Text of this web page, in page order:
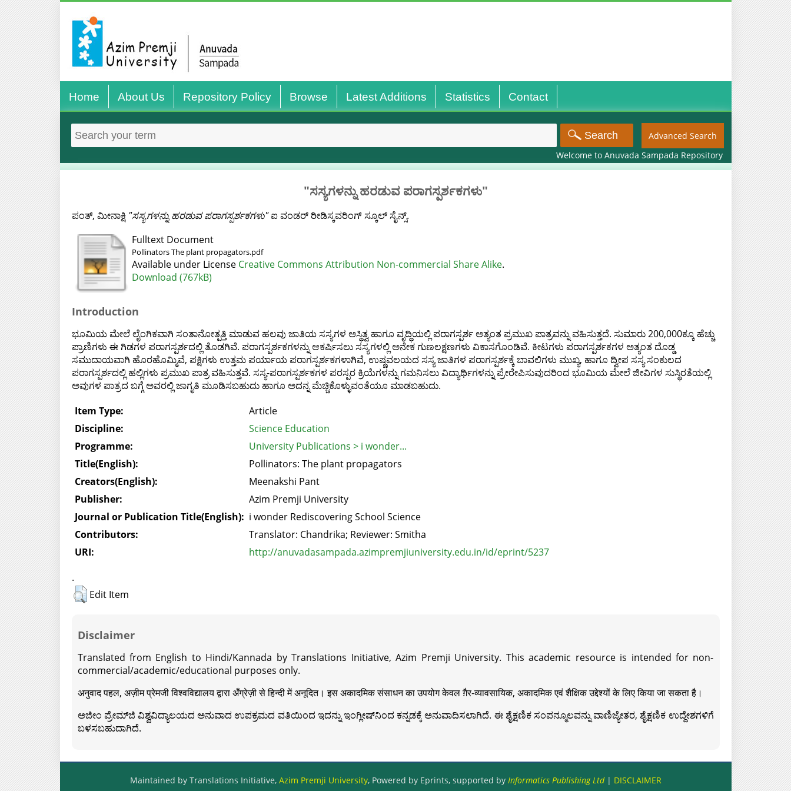
Home About Us Repository Policy Browse Latest Additions Statistics Contact
Advanced Search
Welcome to Anuvada Sampada Repository
"ಸಸ್ಯಗಳನ್ನು ಹರಡುವ ಪರಾಗಸ್ಪರ್ಶಕಗಳು"
ಪಂತ್, ಮೀನಾಕ್ಷಿ "ಸಸ್ಯಗಳನ್ನು ಹರಡುವ ಪರಾಗಸ್ಪರ್ಶಕಗಳು"ಐ ವಂಡರ್ ರೀಡಿಸ್ಕವರಿಂಗ್ ಸ್ಕೂಲ್ ಸೈನ್ಸ್.
Fulltext Document
Pollinators The plant propagators.pdf
Available under License Creative Commons Attribution Non-commercial Share Alike.
Download (767kB)
Introduction
ಭೂಮಿಯ ಮೇಲೆ ಲೈಂಗಿಕವಾಗಿ ಸಂತಾನೋತ್ಪತ್ತಿ ಮಾಡುವ ಹಲವು ಜಾತಿಯ ಸಸ್ಯಗಳ ಅಸ್ಥಿತ್ವ ಹಾಗೂ ವೃದ್ಧಿಯಲ್ಲಿ ಪರಾಗಸ್ಪರ್ಶ ಅತ್ಯಂತ ಪ್ರಮುಖ ಪಾತ್ರವನ್ನು ವಹಿಸುತ್ತದೆ. ಸುಮಾರು 200,000ಕ್ಕೂ ಹೆಚ್ಚು
ಪ್ರಾಣಿಗಳು ಈ ಗಿಡಗಳ ಪರಾಗಸ್ಪರ್ಶದಲ್ಲಿ ತೊಡಗಿವೆ. ಪರಾಗಸ್ಪರ್ಶಕಗಳನ್ನು ಆಕರ್ಷಿಸಲು ಸಸ್ಯಗಳಲ್ಲಿ ಅನೇಕ ಗುಣಲಕ್ಷಣಗಳು ವಿಕಾಸಗೊಂಡಿವೆ. ಕೀಟಗಳು ಪರಾಗಸ್ಪರ್ಶಕಗಳ ಅತ್ಯಂತ ದೊಡ್ಡ
ಸಮುದಾಯವಾಗಿ ಹೊರಹೊಮ್ಮಿವೆ, ಪಕ್ಷಿಗಳು ಉತ್ತಮ ಪರ್ಯಾಯ ಪರಾಗಸ್ಪರ್ಶಕಗಳಾಗಿವೆ, ಉಷ್ಣವಲಯದ ಸಸ್ಯ ಜಾತಿಗಳ ಪರಾಗಸ್ಪರ್ಶಕ್ಕೆ ಬಾವಲಿಗಳು ಮುಖ್ಯ, ಹಾಗೂ ದ್ವೀಪ ಸಸ್ಯ ಸಂಕುಲದ
ಪರಾಗಸ್ಪರ್ಶದಲ್ಲಿ ಹಲ್ಲಿಗಳು ಪ್ರಮುಖ ಪಾತ್ರ ವಹಿಸುತ್ತವೆ. ಸಸ್ಯ-ಪರಾಗಸ್ಪರ್ಶಕಗಳ ಪರಸ್ಪರ ಕ್ರಿಯೆಗಳನ್ನು ಗಮನಿಸಲು ವಿದ್ಯಾರ್ಥಿಗಳನ್ನು ಪ್ರೇರೇಪಿಸುವುದರಿಂದ ಭೂಮಿಯ ಮೇಲೆ ಜೀವಿಗಳ ಸುಸ್ಥಿರತೆಯಲ್ಲಿ
ಅವುಗಳ ಪಾತ್ರದ ಬಗ್ಗೆ ಅವರಲ್ಲಿ ಜಾಗೃತಿ ಮೂಡಿಸಬಹುದು ಹಾಗೂ ಅದನ್ನ ಮೆಚ್ಚಿಕೊಳ್ಳುವಂತೆಯೂ ಮಾಡಬಹುದು.
Item Type:
Article
Discipline:
Science Education
Programme:
University Publications > i wonder...
Title(English):
Pollinators: The plant propagators
Creators(English):
Meenakshi Pant
Publisher:
Azim Premji University
Journal or Publication Title(English): i wonder Rediscovering School Science
Contributors:
Translator: Chandrika; Reviewer: Smitha
URI:
http://anuvadasampada.azimpremjiuniversity.edu.in/id/eprint/5237
.
Edit Item
Disclaimer
Translated from English to Hindi/Kannada by Translations Initiative, Azim Premji University. This academic resource is intended for non-
commercial/academic/educational purposes only.
अनुवाद पहल, अज़ीम प्रेमजी विश्वविद्यालय द्वारा अँग्रेज़ी से हिन्दी में अनूदित। इस अकादमिक संसाधन का उपयोग केवल ग़ैर-व्यावसायिक, अकादमिक एवं शैक्षिक उद्देश्यों के लिए किया जा सकता है।
ಅಜೀಂ ಪ್ರೇಮ್‍ಜಿ ವಿಶ್ವವಿದ್ಯಾಲಯದ ಅನುವಾದ ಉಪಕ್ರಮದ ವತಿಯಿಂದ ಇದನ್ನು ಇಂಗ್ಲೀಷ್‍ನಿಂದ ಕನ್ನಡಕ್ಕೆ ಅನುವಾದಿಸಲಾಗಿದೆ. ಈ ಶೈಕ್ಷಣಿಕ ಸಂಪನ್ಮೂಲವನ್ನು ವಾಣಿಜ್ಯೇತರ, ಶೈಕ್ಷಣಿಕ ಉದ್ದೇಶಗಳಿಗೆ
ಬಳಸಬಹುದಾಗಿದೆ.
Maintained by Translations Initiative, Azim Premji University, Powered by Eprints, supported by Informatics Publishing Ltd| DISCLAIMER